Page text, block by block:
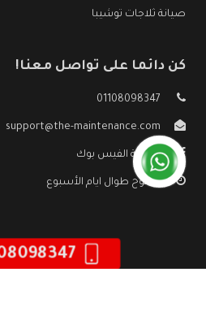
صيانة ثلاجات توشيبا
كن دائما على تواصل معنا!
01108098347
support@the-maintenance.com
صفحة الفيس بوك
مفتوح طوال ايام الأسبوع